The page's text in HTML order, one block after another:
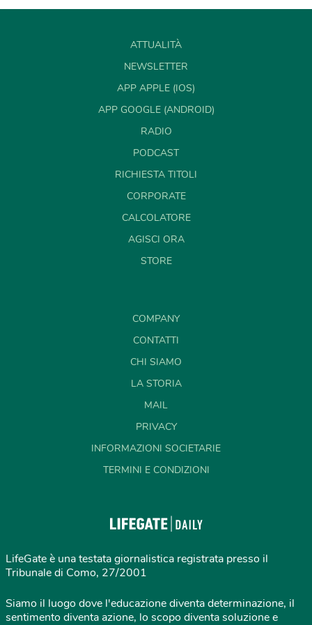
ATTUALITÀ
NEWSLETTER
APP APPLE (IOS)
APP GOOGLE (ANDROID)
RADIO
PODCAST
RICHIESTA TITOLI
CORPORATE
CALCOLATORE
AGISCI ORA
STORE
COMPANY
CONTATTI
CHI SIAMO
LA STORIA
MAIL
PRIVACY
INFORMAZIONI SOCIETARIE
TERMINI E CONDIZIONI
LifeGate è una testata giornalistica registrata presso il
Tribunale di Como, 27/2001
Siamo il luogo dove l'educazione diventa determinazione, il
sentimento diventa azione, lo scopo diventa soluzione e